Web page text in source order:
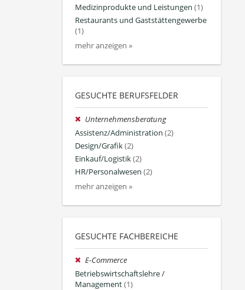
Medizinprodukte und Leistungen (1)
Restaurants und Gaststättengewerbe
(1)
mehr anzeigen »
GESUCHTE BERUFSFELDER
Unternehmensberatung
Assistenz/Administration (2)
Design/Grafik(2)
Einkauf/Logistik(2)
HR/Personalwesen (2)
mehr anzeigen »
GESUCHTE FACHBEREICHE
E-Commerce
Betriebswirtschaftslehre /
Management(1)